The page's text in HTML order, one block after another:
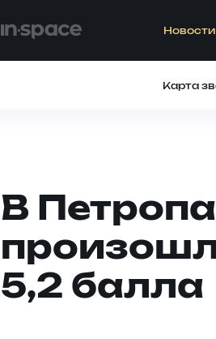
Новости
Карта
В
5,2 балла